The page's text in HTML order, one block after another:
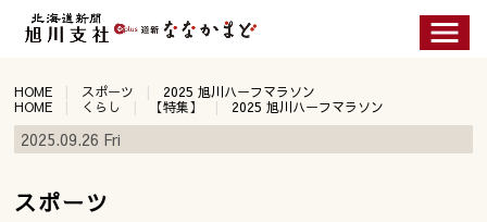
HOME スポーツ
2025 旭川ハーフマラソン
HOME
くらし 【特集】 2025 旭川ハーフマラソン
2025.09.26 Fri
スポーツ